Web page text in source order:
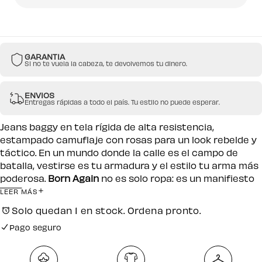
GARANTIA
Si no te vuela la cabeza, te devolvemos tu dinero.
ENVIOS
Entregas rápidas a todo el país. Tu estilo no puede esperar.
Jeans baggy en tela rígida de alta resistencia,
estampado camuflaje con rosas para un look rebelde y
táctico. En un mundo donde la calle es el campo de
batalla, vestirse es tu armadura y el estilo tu arma más
poderosa. Born Again no es solo ropa: es un manifiesto
para quienes resurgen cada día con más fuerza, más
carácter y más identidad. Cada prenda es un
recordatorio de que, sin importar las caídas, siempre
vuelves… pero más fuerte.
LEER MÁS
Solo quedan 1 en stock. Ordena pronto.
Pago seguro
Pago seguro